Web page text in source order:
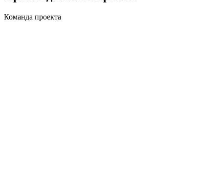
Команда проекта